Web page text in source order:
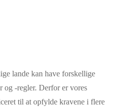
lande kan have forskellige
og -regler. Derfor er vores
til at opfylde kravene i flere